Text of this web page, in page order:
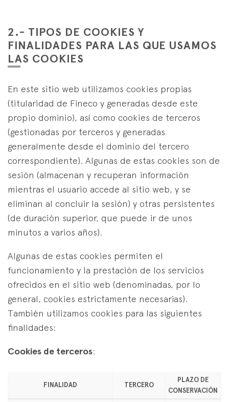
2.- TIPOS DE COOKIES Y
FINALIDADES PARA LAS QUE USAMOS
LAS COOKIES
En este sitio web utilizamos cookies propias
(titularidad de Fineco y generadas desde este
propio dominio), así como cookies de terceros
(gestionadas por terceros y generadas
generalmente desde el dominio del tercero
correspondiente). Algunas de estas cookies son de
sesión (almacenan y recuperan información
mientras el usuario accede al sitio web, y se
eliminan al concluir la sesión) y otras persistentes
(de duración superior, que puede ir de unos
minutos a varios años).
Algunas de estas cookies permiten el
funcionamiento y la prestación de los servicios
ofrecidos en el sitio web (denominadas, por lo
general, cookies estrictamente necesarias).
También utilizamos cookies para las siguientes
finalidades:
Cookies de terceros:
FINALIDAD TERCERO
PLAZO DE
CONSERVACIÓN